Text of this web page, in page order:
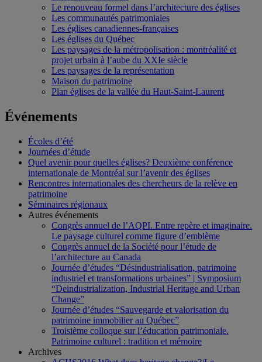
Le renouveau formel dans l’architecture des églises
Les communautés patrimoniales
Les églises canadiennes-françaises
Les églises du Québec
Les paysages de la métropolisation : montréalité et
projet urbain à l’aube du XXIe siècle
Les paysages de la représentation
Maison du patrimoine
Plan églises de la vallée du Haut-Saint-Laurent
Événements
Écoles d’été
Journées d’étude
Quel avenir pour quelles églises? Deuxième conférence
internationale de Montréal sur l’avenir des églises
Rencontres internationales des chercheurs de la relève en
patrimoine
Séminaires régionaux
Autres événements
Congrès annuel de l’AQPI. Entre repère et imaginaire.
Le paysage culturel comme figure d’emblème
Congrès annuel de la Société pour l’étude de
l’architecture au Canada
Journée d’études “Désindustrialisation, patrimoine
industriel et transformations urbaines” | Symposium
“Deindustrialization, Industrial Heritage and Urban
Change”
Journée d’études “Sauvegarde et valorisation du
patrimoine immobilier au Québec”
Troisième colloque sur l’éducation patrimoniale.
Patrimoine culturel : tradition et mémoire
Archives